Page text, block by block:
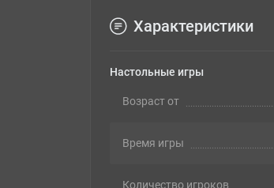
Характеристики
Настольные игры
Возраст от
Время игры
Количество игроков